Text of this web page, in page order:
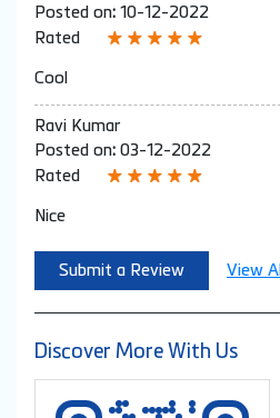
Posted on: 10-12-2022
Rated
Cool
Ravi Kumar
Posted on: 03-12-2022
Rated
Nice
Submit a Review View All
Discover More With Us